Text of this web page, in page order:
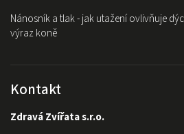
Nánosník a tlak - jak utažení ovlivňuje
výraz koně
Kontakt
Zdravá Zvířata s.r.o.